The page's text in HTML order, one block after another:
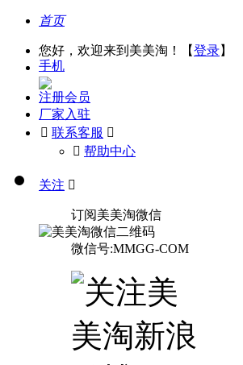
首页
您好，欢迎来到美美淘！【登录】
手机
注册会员
厂家入驻
 联系客服 
󰅃 帮助中心
关注 
订阅美美淘微信
微信号:MMGG-COM